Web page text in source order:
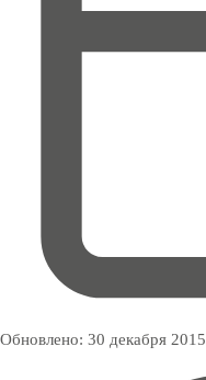
Обновлено: 30 декабря 2015